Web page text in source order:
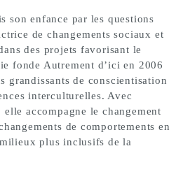
son enfance par les questions
de changements sociaux et
des projets favorisant le
fonde Autrement d’ici en 2006
grandissants de conscientisation
interculturelles. Avec
accompagne le changement
de comportements en
plus inclusifs de la